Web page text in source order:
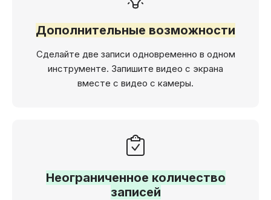
Дополнительные возможности
Сделайте две записи одновременно в одном
инструменте. Запишите видео с экрана
вместе с видео с камеры.
Неограниченное количество
записей